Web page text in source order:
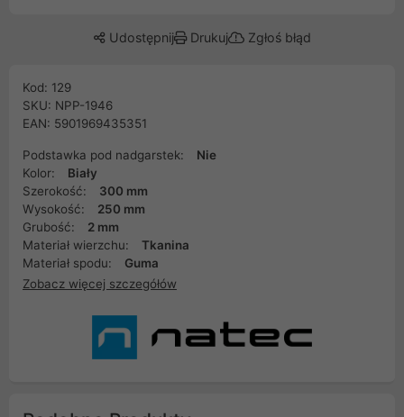
Udostępnij Drukuj Zgłoś błąd
Kod: 129
SKU: NPP-1946
EAN: 5901969435351
Podstawka pod nadgarstek:
Nie
Kolor:
Biały
Szerokość:
300 mm
Wysokość:
250 mm
Grubość:
2 mm
Materiał wierzchu:
Tkanina
Materiał spodu:
Guma
Zobacz więcej szczegółów